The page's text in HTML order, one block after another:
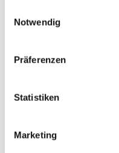
Notwendig
Präferenzen
Statistiken
Marketing